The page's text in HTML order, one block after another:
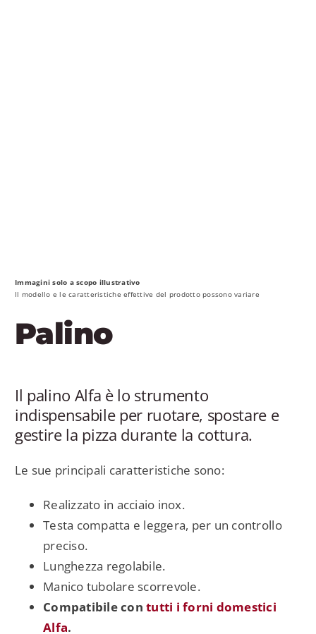
Immagini solo a scopo illustrativo
Il modello e le caratteristiche effettive del prodotto possono variare
Palino
Il palino Alfa è lo strumento
indispensabile per ruotare, spostare e
gestire la pizza durante la cottura.
Le sue principali caratteristiche sono:
Realizzato in acciaio inox.
Testa compatta e leggera, per un controllo
preciso.
Lunghezza regolabile.
Manico tubolare scorrevole.
Compatibile contutti i forni domestici
Alfa.